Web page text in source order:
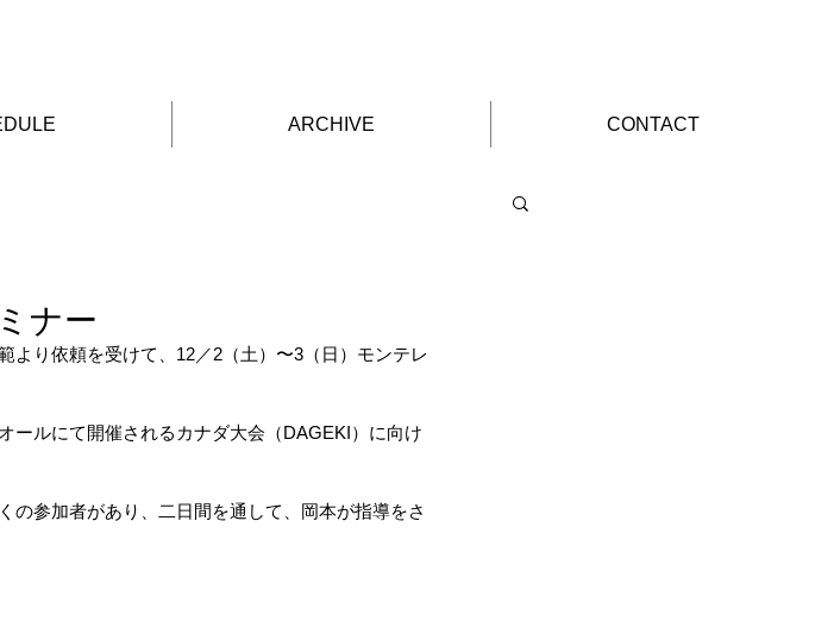
ARCHIVE CONTACT
ナー
より依頼を受けて、12／2（土）〜3（日）モンテレ
ールにて開催されるカナダ大会（DAGEKI）に向け
の参加者があり、二日間を通して、岡本が指導をさ